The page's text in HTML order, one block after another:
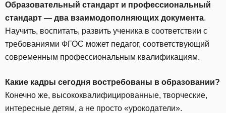
Образовательный стандарт и профессиональный
стандарт — два взаимодополняющих документа.
Научить, воспитать, развить ученика в соответствии с
требованиями ФГОС может педагог, соответствующий
современным профессиональным квалификациям.
Какие кадры сегодня востребованы в образовании?
Конечно же, высококвалифицированные, творческие,
интересные детям, а не просто «урокодатели».